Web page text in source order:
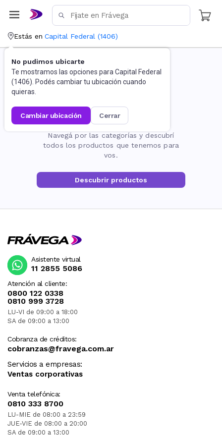
Estás en Capital Federal (1406)
No pudimos ubicarte
Te mostramos las opciones para Capital Federal
(1406). Podés cambiar tu ubicación cuando
quieras.
cambiar ubicación cerrar
La página no existe
Navegá por las categorías y descubrí
todos los productos que tenemos para
vos.
Descubrir productos
Atención al cliente:
0800 122 0338
0810 999 3728
LU-VI de 09:00 a 18:00
SA de 09:00 a 13:00
Cobranza de créditos:
cobranzas@fravega.com.ar
Servicios a empresas:
Ventas corporativas
Venta telefónica:
0810 333 8700
LU-MIE de 08:00 a 23:59
JUE-VIE de 08:00 a 20:00
SA de 09:00 a 13:00
Asistente virtual
11 2855 5086